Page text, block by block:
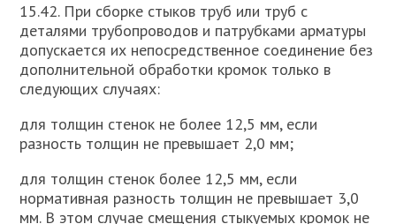
15.42. При сборке стыков труб или труб с
деталями трубопроводов и патрубками арматуры
допускается их непосредственное соединение без
дополнительной обработки кромок только в
следующих случаях:
для толщин стенок не более 12,5 мм, если
разность толщин не превышает 2,0 мм;
для толщин стенок более 12,5 мм, если
нормативная разность толщин не превышает 3,0
мм. В этом случае смещения стыкуемых кромок не